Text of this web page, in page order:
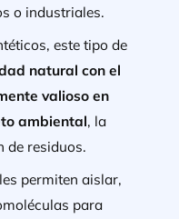
o industriales.
este tipo de
natural con el
valioso en
ambiental, la
de residuos.
permiten aislar,
para